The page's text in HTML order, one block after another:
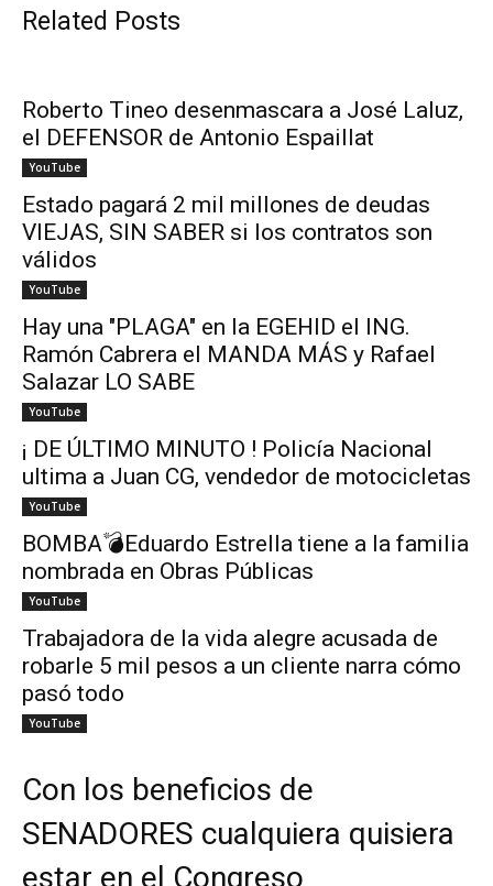
Related Posts
Roberto Tineo desenmascara a José Laluz,
el DEFENSOR de Antonio Espaillat
YouTube
Estado pagará 2 mil millones de deudas
VIEJAS, SIN SABER si los contratos son
válidos
YouTube
Hay una "PLAGA" en la EGEHID el ING.
Ramón Cabrera el MANDA MÁS y Rafael
Salazar LO SABE
YouTube
¡ DE ÚLTIMO MINUTO ! Policía Nacional
ultima a Juan CG, vendedor de motocicletas
YouTube
BOMBA💣Eduardo Estrella tiene a la familia
nombrada en Obras Públicas
YouTube
Trabajadora de la vida alegre acusada de
robarle 5 mil pesos a un cliente narra cómo
pasó todo
YouTube
Con los beneficios de
SENADORES cualquiera quisiera
estar en el Congreso